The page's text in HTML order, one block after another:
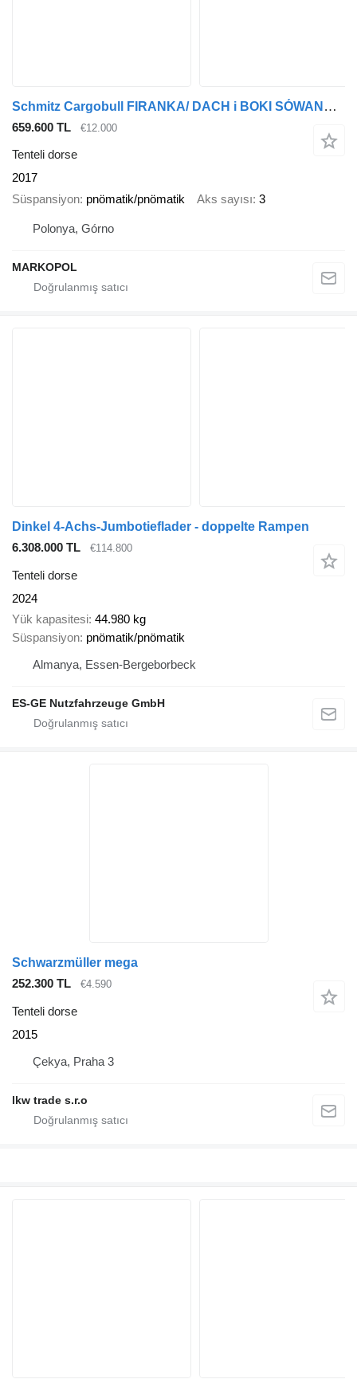
Schmitz Cargobull FIRANKA/ DACH i BOKI SÓWANE/RAMA OCYNK/ KOSZ NA PALETY
659.600 TL €12.000
Tenteli dorse
2017
Süspansiyon pnömatik/pnömatik Aks sayısı 3
Polonya, Górno
MARKOPOL
Dinkel 4-Achs-Jumbotieflader - doppelte Rampen
6.308.000 TL
€114.800
Tenteli dorse
2024
Yük kapasitesi 44.980 kg
Süspansiyon pnömatik/pnömatik
Almanya, Essen-Bergeborbeck
ES-GE Nutzfahrzeuge GmbH
Schwarzmüller mega
252.300 TL
€4.590
Tenteli dorse
2015
Çekya, Praha 3
lkw trade s.r.o